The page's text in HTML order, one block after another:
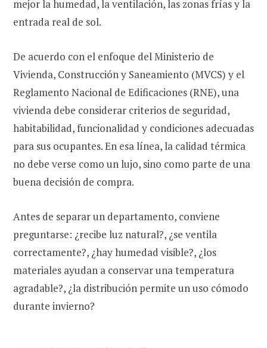
mejor la humedad, la ventilación, las zonas frías y la
entrada real de sol.
De acuerdo con el enfoque del Ministerio de
Vivienda, Construcción y Saneamiento (MVCS) y el
Reglamento Nacional de Edificaciones (RNE), una
vivienda debe considerar criterios de seguridad,
habitabilidad, funcionalidad y condiciones adecuadas
para sus ocupantes. En esa línea, la calidad térmica
no debe verse como un lujo, sino como parte de una
buena decisión de compra.
Antes de separar un departamento, conviene
preguntarse: ¿recibe luz natural?, ¿se ventila
correctamente?, ¿hay humedad visible?, ¿los
materiales ayudan a conservar una temperatura
agradable?, ¿la distribución permite un uso cómodo
durante invierno?